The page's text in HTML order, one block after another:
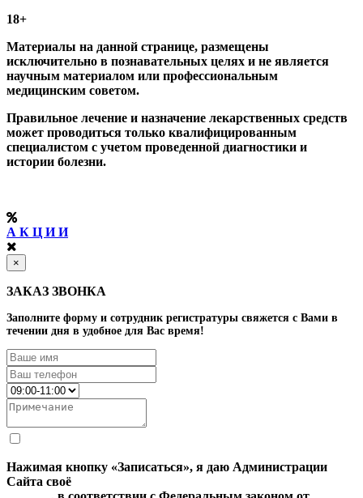
18+
Материалы на данной странице, размещены
исключительно в познавательных целях и не является
научным материалом или профессиональным
медицинским советом.
Правильное лечение и назначение лекарственных средств
может проводиться только квалифицированным
специалистом с учетом проведенной диагностики и
истории болезни.
А К Ц И И
×
ЗАКАЗ ЗВОНКА
Заполните форму и сотрудник регистратуры свяжется с Вами в
течении дня в удобное для Вас время!
Нажимая кнопку «Записаться», я даю Администрации
Сайта своё